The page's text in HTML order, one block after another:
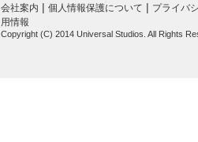
会社案内 | 個人情報保護について | プライバ
用情報
Copyright (C) 2014 Universal Studios. All Rights